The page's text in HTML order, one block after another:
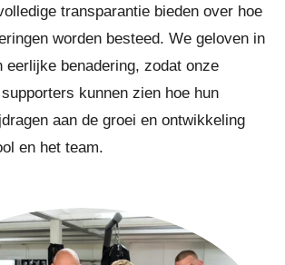
transparantie bieden over hoe
worden besteed. We geloven in
eerlijke benadering, zodat onze
kunnen zien hoe hun
aan de groei en ontwikkeling
en het team.